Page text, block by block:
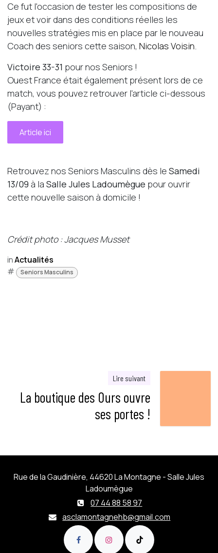
Ce fut l'occasion de tester les compositions de
jeux et voir dans des conditions réelles les
nouvelles stratégies mis en place par le nouveau
Coach des seniors cette saison, Nicolas Voisin.
Victoire 33-31 pour nos Seniors !
Ouest France était également présent lors de ce
match, vous pouvez retrouver l'article ci-dessous
(Payant) :
Article ici
Retrouvez nos Seniors Masculins dès le Samedi
13/09 à la Salle Jules Ladoumègue pour ouvrir
cette nouvelle saison à domicile !
Crédit photo : Jacques Musset
inActualités
#
Seniors Masculins
Lire suivant
La boutique des Ours ouvre
ses portes !
Rue de la Gaudinière, 44620 La Montagne - Salle Jules
Ladoumègue
07 44 88 58 97
asclamontagnehb@gmail.com